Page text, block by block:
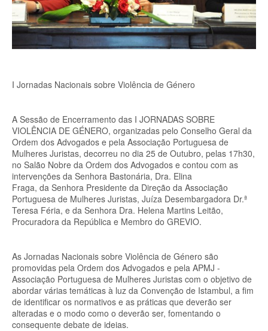
I Jornadas Nacionais sobre Violência de Género
A Sessão de Encerramento das I JORNADAS SOBRE
VIOLÊNCIA DE GÉNERO, organizadas pelo Conselho Geral da
Ordem dos Advogados e pela Associação Portuguesa de
Mulheres Juristas, decorreu no dia 25 de Outubro, pelas 17h30,
no Salão Nobre da Ordem dos Advogados e contou com as
intervenções da Senhora Bastonária, Dra. Elina
Fraga, da Senhora Presidente da Direção da Associação
Portuguesa de Mulheres Juristas, Juíza Desembargadora Dr.ª
Teresa Féria, e da Senhora Dra. Helena Martins Leitão,
Procuradora da República e Membro do GREVIO.
As Jornadas Nacionais sobre Violência de Género são
promovidas pela Ordem dos Advogados e pela APMJ -
Associação Portuguesa de Mulheres Juristas com o objetivo de
abordar várias temáticas à luz da Convenção de Istambul, a fim
de identificar os normativos e as práticas que deverão ser
alteradas e o modo como o deverão ser, fomentando o
consequente debate de ideias.